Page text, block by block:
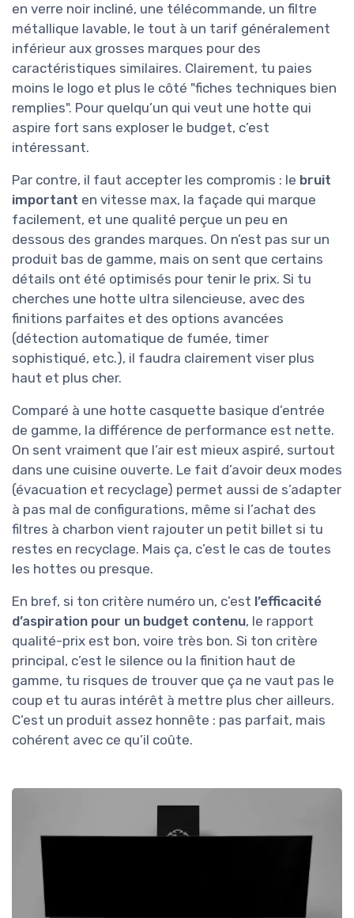
en verre noir incliné, une télécommande, un filtre
métallique lavable, le tout à un tarif généralement
inférieur aux grosses marques pour des
caractéristiques similaires. Clairement, tu paies
moins le logo et plus le côté "fiches techniques bien
remplies". Pour quelqu’un qui veut une hotte qui
aspire fort sans exploser le budget, c’est
intéressant.
Par contre, il faut accepter les compromis : le bruit
important en vitesse max, la façade qui marque
facilement, et une qualité perçue un peu en
dessous des grandes marques. On n’est pas sur un
produit bas de gamme, mais on sent que certains
détails ont été optimisés pour tenir le prix. Si tu
cherches une hotte ultra silencieuse, avec des
finitions parfaites et des options avancées
(détection automatique de fumée, timer
sophistiqué, etc.), il faudra clairement viser plus
haut et plus cher.
Comparé à une hotte casquette basique d’entrée
de gamme, la différence de performance est nette.
On sent vraiment que l’air est mieux aspiré, surtout
dans une cuisine ouverte. Le fait d’avoir deux modes
(évacuation et recyclage) permet aussi de s’adapter
à pas mal de configurations, même si l’achat des
filtres à charbon vient rajouter un petit billet si tu
restes en recyclage. Mais ça, c’est le cas de toutes
les hottes ou presque.
En bref, si ton critère numéro un, c’est l’efficacité
d’aspiration pour un budget contenu, le rapport
qualité-prix est bon, voire très bon. Si ton critère
principal, c’est le silence ou la finition haut de
gamme, tu risques de trouver que ça ne vaut pas le
coup et tu auras intérêt à mettre plus cher ailleurs.
C’est un produit assez honnête : pas parfait, mais
cohérent avec ce qu’il coûte.